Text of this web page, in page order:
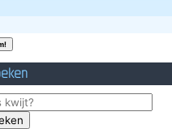
Geej se lèllike voel